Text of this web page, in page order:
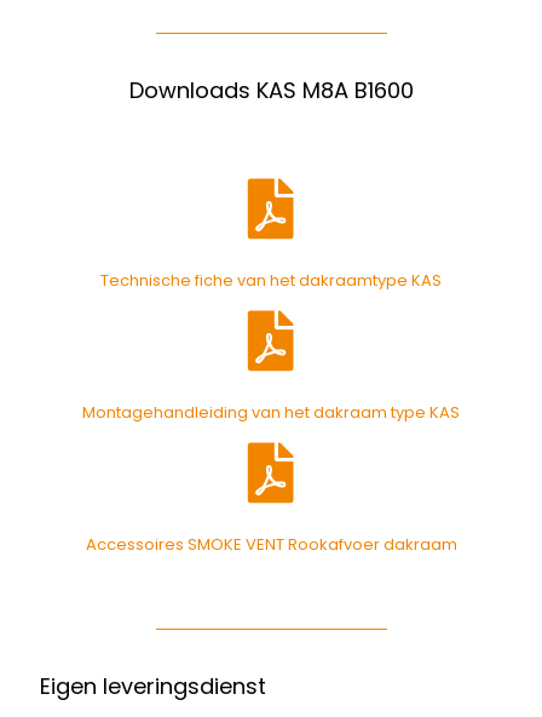
Downloads KAS M8A B1600
Technische fiche van het dakraamtype KAS
Montagehandleiding van het dakraam type KAS
Accessoires SMOKE VENT Rookafvoer dakraam
Eigen leveringsdienst